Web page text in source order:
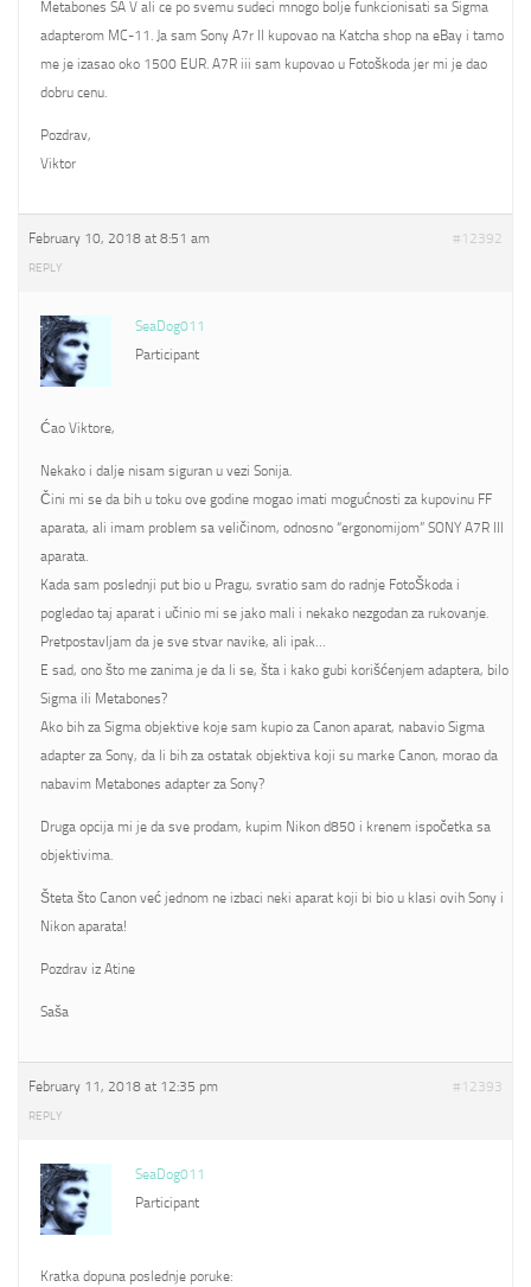
Metabones SA V ali ce po svemu sudeci mnogo bolje funkcionisati sa Sigma
adapterom MC-11. Ja sam Sony A7r II kupovao na Katcha shop na eBay i tamo
me je izasao oko 1500 EUR. A7R iii sam kupovao u Fotoškoda jer mi je dao
dobru cenu.
Pozdrav,
Viktor
February 10, 2018 at 8:51 am #12392
REPLY
SeaDog011
Participant
Ćao Viktore,
Nekako i dalje nisam siguran u vezi Sonija.
Čini mi se da bih u toku ove godine mogao imati mogućnosti za kupovinu FF
aparata, ali imam problem sa veličinom, odnosno “ergonomijom” SONY A7R III
aparata.
Kada sam poslednji put bio u Pragu, svratio sam do radnje FotoŠkoda i
pogledao taj aparat i učinio mi se jako mali i nekako nezgodan za rukovanje.
Pretpostavljam da je sve stvar navike, ali ipak…
E sad, ono što me zanima je da li se, šta i kako gubi korišćenjem adaptera, bilo
Sigma ili Metabones?
Ako bih za Sigma objektive koje sam kupio za Canon aparat, nabavio Sigma
adapter za Sony, da li bih za ostatak objektiva koji su marke Canon, morao da
nabavim Metabones adapter za Sony?
Druga opcija mi je da sve prodam, kupim Nikon d850 i krenem ispočetka sa
objektivima.
Šteta što Canon već jednom ne izbaci neki aparat koji bi bio u klasi ovih Sony i
Nikon aparata!
Pozdrav iz Atine
Saša
February 11, 2018 at 12:35 pm #12393
REPLY
SeaDog011
Participant
Kratka dopuna poslednje poruke: